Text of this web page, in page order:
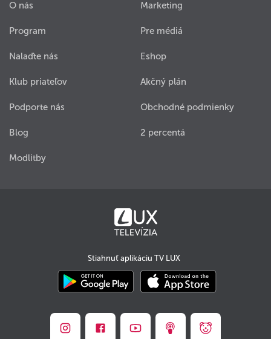
O nás
Program
Nalaďte nás
Klub priateľov
Podporte nás
Blog
Modlitby
Marketing
Pre médiá
Eshop
Akčný plán
Obchodné podmienky
2 percentá
Stiahnuť aplikáciu TV LUX